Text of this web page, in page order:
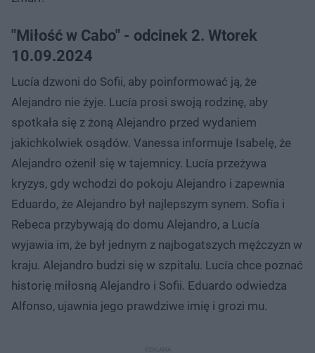
"Miłość w Cabo" - odcinek 2. Wtorek
10.09.2024
Lucía dzwoni do Sofii, aby poinformować ją, że
Alejandro nie żyje. Lucía prosi swoją rodzinę, aby
spotkała się z żoną Alejandro przed wydaniem
jakichkolwiek osądów. Vanessa informuje Isabelę, że
Alejandro ożenił się w tajemnicy. Lucía przeżywa
kryzys, gdy wchodzi do pokoju Alejandro i zapewnia
Eduardo, że Alejandro był najlepszym synem. Sofía i
Rebeca przybywają do domu Alejandro, a Lucía
wyjawia im, że był jednym z najbogatszych mężczyzn w
kraju. Alejandro budzi się w szpitalu. Lucía chce poznać
historię miłosną Alejandro i Sofii. Eduardo odwiedza
Alfonso, ujawnia jego prawdziwe imię i grozi mu.